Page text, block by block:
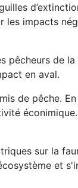
les impacts
pêcheurs de
en aval.
de pêche.
sur la
et